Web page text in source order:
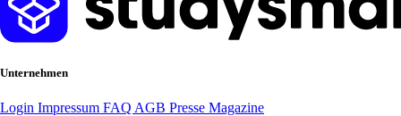
Unternehmen
Login Impressum FAQ AGB Presse Magazine